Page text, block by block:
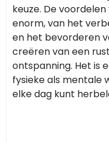
keuze. De
enorm, van het
en het bevorderen
creëren van een
ontspanning. Het is
fysieke als mentale
elke dag kunt